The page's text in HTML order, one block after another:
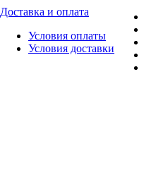
Доставка и оплата
Условия оплаты
Условия доставки